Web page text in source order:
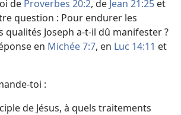
de Proverbes 20:2, de Jean 21:25 et
question : Pour endurer les
qualités Joseph a-t-il dû manifester ?
en Michée 7:7, en Luc 14:11 et
toi :
de Jésus, à quels traitements